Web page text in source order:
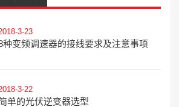
3-23
种变频调速器的接线要求及注意事项
3-22
单的光伏逆变器选型